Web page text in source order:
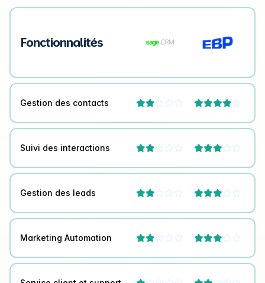
Fonctionnalités
Gestion des contacts  
Suivi des interactions  
Gestion des leads  
Marketing Automation  